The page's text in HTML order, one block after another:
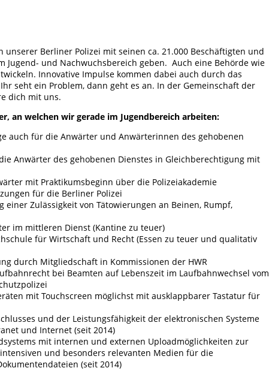
Berliner Polizei mit seinen ca. 21.000 Beschäftigten und
und Nachwuchsbereich geben. Auch eine Behörde wie
Innovative Impulse kommen dabei auch durch das
seht ein Problem, dann geht es an. In der Gemeinschaft der
dich mit uns.
an welchen wir gerade im Jugendbereich arbeiten:
auch für die Anwärter und Anwärterinnen des gehobenen
Anwärter des gehobenen Dienstes in Gleichberechtigung mit
mit Praktikumsbeginn über die Polizeiakademie
für die Berliner Polizei
Zulässigkeit von Tätowierungen an Beinen, Rumpf,
im mittleren Dienst (Kantine zu teuer)
für Wirtschaft und Recht (Essen zu teuer und qualitativ
durch Mitgliedschaft in Kommissionen der HWR
bei Beamten auf Lebenszeit im Laufbahnwechsel vom
mit Touchscreen möglichst mit ausklappbarer Tastatur für
und der Leistungsfähigkeit der elektronischen Systeme
und Internet (seit 2014)
mit internen und externen Uploadmöglichkeiten zur
und besonders relevanten Medien für die
(seit 2014)